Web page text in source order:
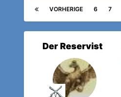
VORHERIGE 6 7
Der Reservist